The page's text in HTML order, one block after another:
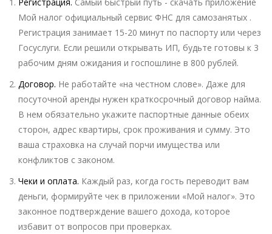
Мой налог официальный сервис ФНС для самозанятых .
Регистрация занимает 15-20 минут по паспорту или через
Госуслуги. Если решили открывать ИП, будьте готовы к 3
рабочим дням ожидания и госпошлине в 800 рублей.
Договор. Не работайте «на честном слове». Даже для
посуточной аренды нужен краткосрочный договор найма.
В нем обязательно укажите паспортные данные обеих
сторон, адрес квартиры, срок проживания и сумму. Это
ваша страховка на случай порчи имущества или
конфликтов с законом.
Чеки и оплата. Каждый раз, когда гость переводит вам
деньги, формируйте чек в приложении «Мой налог». Это
законное подтверждение вашего дохода, которое
избавит от вопросов при проверках.